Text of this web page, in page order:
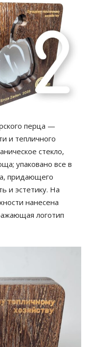
перца —
и тепличного
стекло,
упаковано все в
придающего
и эстетику. На
нанесена
логотип